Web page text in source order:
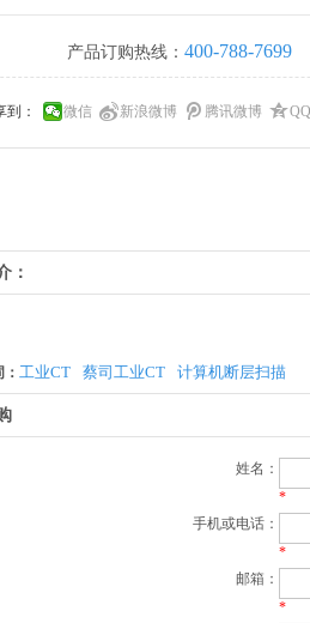
产品订购热线： 400-788-7699
到： 微信 新浪微博 腾讯微博
：
工业CT 蔡司工业CT 计算机断层扫描
姓名：
*
手机或电话：
*
邮箱：
*